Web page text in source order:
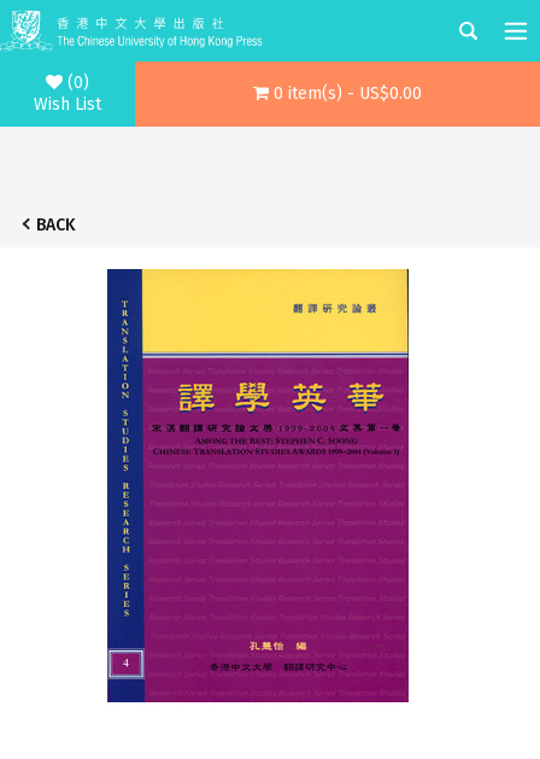
(0)
Wish List
0 item(s) - US$0.00
BACK